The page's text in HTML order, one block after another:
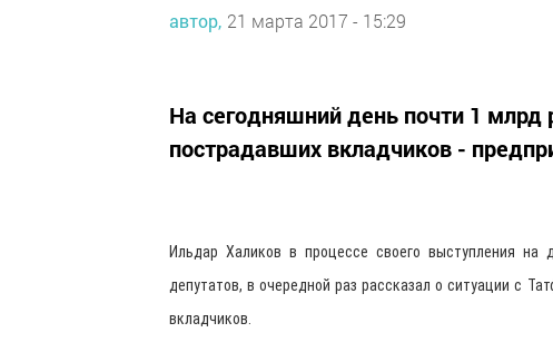
автор, 21 марта 2017 - 15:29
На сегодняшний день почти 1
пострадавших вкладчиков -
Ильдар Халиков в процессе своего выступления
депутатов, в очередной раз рассказал о ситуации с
вкладчиков.